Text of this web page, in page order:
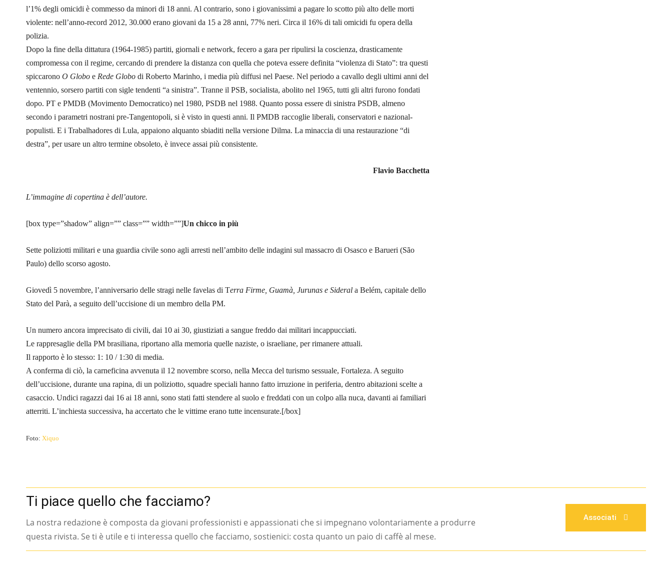
l’1% degli omicidi è commesso da minori di 18 anni. Al contrario, sono i giovanissimi a pagare lo scotto più alto delle morti
violente: nell’anno-record 2012, 30.000 erano giovani da 15 a 28 anni, 77% neri. Circa il 16% di tali omicidi fu opera della
polizia.
Dopo la fine della dittatura (1964-1985) partiti, giornali e network, fecero a gara per ripulirsi la coscienza, drasticamente
compromessa con il regime, cercando di prendere la distanza con quella che poteva essere definita “violenza di Stato”: tra questi
spiccarono O Globo e Rede Globo di Roberto Marinho, i media più diffusi nel Paese. Nel periodo a cavallo degli ultimi anni del
ventennio, sorsero partiti con sigle tendenti “a sinistra”. Tranne il PSB, socialista, abolito nel 1965, tutti gli altri furono fondati
dopo. PT e PMDB (Movimento Democratico) nel 1980, PSDB nel 1988. Quanto possa essere di sinistra PSDB, almeno
secondo i parametri nostrani pre-Tangentopoli, si è visto in questi anni. Il PMDB raccoglie liberali, conservatori e nazional-
populisti. E i Trabalhadores di Lula, appaiono alquanto sbiaditi nella versione Dilma. La minaccia di una restaurazione “di
destra”, per usare un altro termine obsoleto, è invece assai più consistente.
Flavio Bacchetta
L’immagine di copertina è dell’autore.
[box type=”shadow” align=”” class=”” width=””]Un chicco in più
Sette poliziotti militari e una guardia civile sono agli arresti nell’ambito delle indagini sul massacro di Osasco e Barueri (São
Paulo) dello scorso agosto.
Giovedì 5 novembre, l’anniversario delle stragi nelle favelas di Terra Firme, Guamà, Jurunas e Sideral a Belém, capitale dello
Stato del Parà, a seguito dell’uccisione di un membro della PM.
Un numero ancora imprecisato di civili, dai 10 ai 30, giustiziati a sangue freddo dai militari incappucciati.
Le rappresaglie della PM brasiliana, riportano alla memoria quelle naziste, o israeliane, per rimanere attuali.
Il rapporto è lo stesso: 1: 10 / 1:30 di media.
A conferma di ciò, la carneficina avvenuta il 12 novembre scorso, nella Mecca del turismo sessuale, Fortaleza. A seguito
dell’uccisione, durante una rapina, di un poliziotto, squadre speciali hanno fatto irruzione in periferia, dentro abitazioni scelte a
casaccio. Undici ragazzi dai 16 ai 18 anni, sono stati fatti stendere al suolo e freddati con un colpo alla nuca, davanti ai familiari
atterriti. L’inchiesta successiva, ha accertato che le vittime erano tutte incensurate.[/box]
Foto: Xiquo
Ti piace quello che facciamo?
La nostra redazione è composta da giovani professionisti e appassionati che si impegnano volontariamente a produrre
questa rivista. Se ti è utile e ti interessa quello che facciamo, sostienici: costa quanto un paio di caffè al mese.
Associati